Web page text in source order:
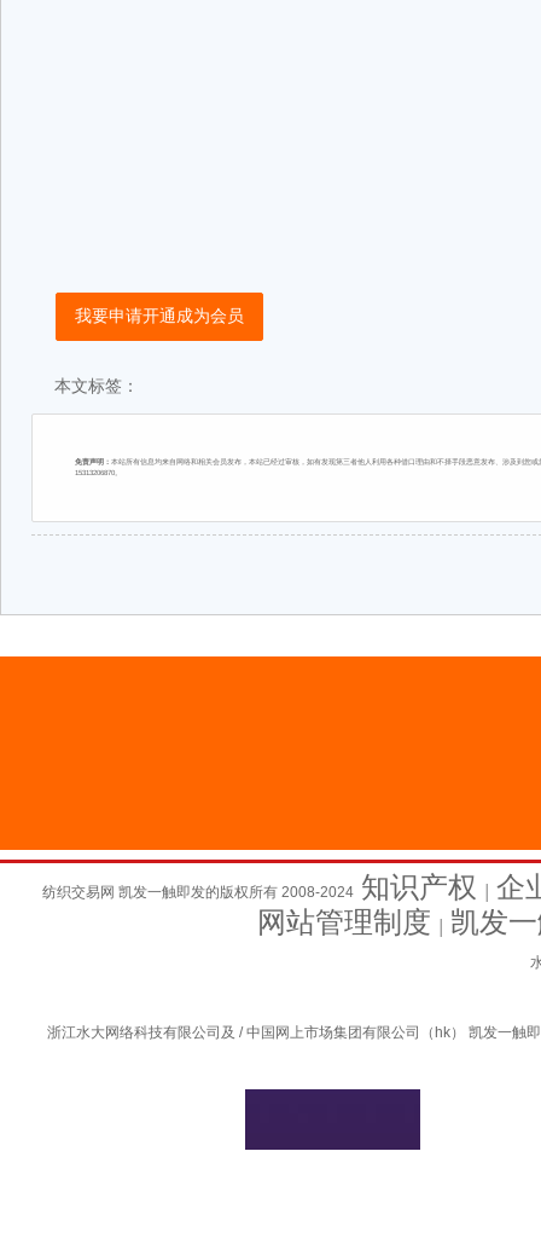
我要申请开通成为会员
本文标签：
免责声明： 本站所有信息均来自网络和相关会员发布，本站已经过审核，如有发现第三者他人利用各种借口理由和不择手段恶意发布、涉及到
15313206870。
纺织交易网 凯发一触即发的版权所有 2008-2024 知识产权
企
网站管理制度
凯发
浙江水大网络科技有限公司及 / 中国网上市场集团有限公司（hk） 凯发一触